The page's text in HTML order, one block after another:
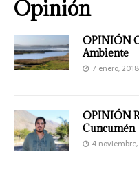
Opinión
OPINIÓN
Ambiente
7 enero, 2018
OPINIÓN
Cuncumén
4